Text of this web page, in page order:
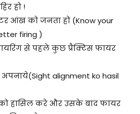
हो !
आंख को जनता हो (Know your
firing )
से पहले कुछ प्रैक्टिस फायर
alignment ko hasil
हासिल करे और उसके बाद फायर